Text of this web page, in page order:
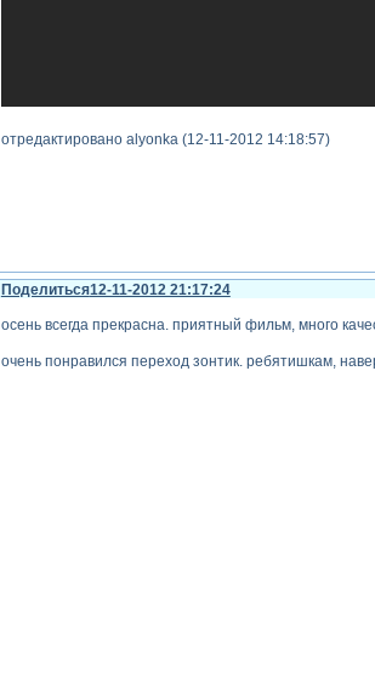
отредактировано alyonka (12-11-2012 14:18:57)
Поделиться12-11-2012 21:17:24
осень всегда прекрасна. приятный фильм, много
очень понравился переход зонтик. ребятишкам,